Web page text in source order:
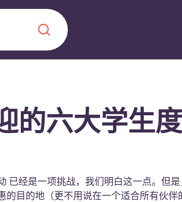
关于我们
的六大学生
已经是一项挑战，我们明白这一点。但
的目的地（更不用说在一个适合所有伙伴